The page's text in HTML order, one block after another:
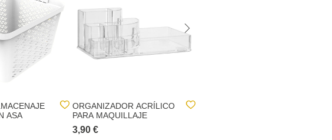
ASA
ORGANIZADOR ACRÍLICO
PARA MAQUILLAJE
3,90 €